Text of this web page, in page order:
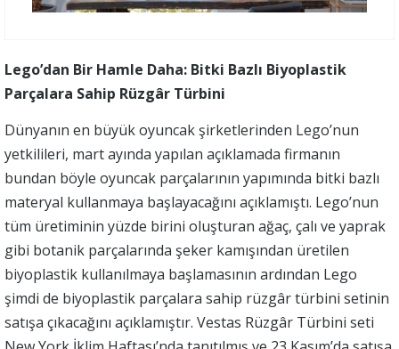
Lego’dan Bir Hamle Daha: Bitki Bazlı Biyoplastik
Parçalara Sahip Rüzgâr Türbini
Dünyanın en büyük oyuncak şirketlerinden Lego’nun
yetkilileri, mart ayında yapılan açıklamada firmanın
bundan böyle oyuncak parçalarının yapımında bitki bazlı
materyal kullanmaya başlayacağını açıklamıştı. Lego’nun
tüm üretiminin yüzde birini oluşturan ağaç, çalı ve yaprak
gibi botanik parçalarında şeker kamışından üretilen
biyoplastik kullanılmaya başlamasının ardından Lego
şimdi de biyoplastik parçalara sahip rüzgâr türbini setinin
satışa çıkacağını açıklamıştır. Vestas Rüzgâr Türbini seti